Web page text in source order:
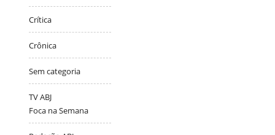
Crítica
Crônica
Sem categoria
TV ABJ
Foca na Semana